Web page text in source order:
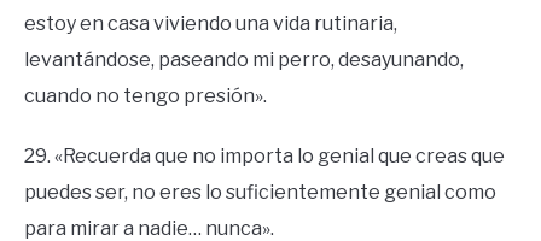
estoy en casa viviendo una vida rutinaria,
levantándose, paseando mi perro, desayunando,
cuando no tengo presión».
29. «Recuerda que no importa lo genial que creas que
puedes ser, no eres lo suficientemente genial como
para mirar a nadie… nunca».